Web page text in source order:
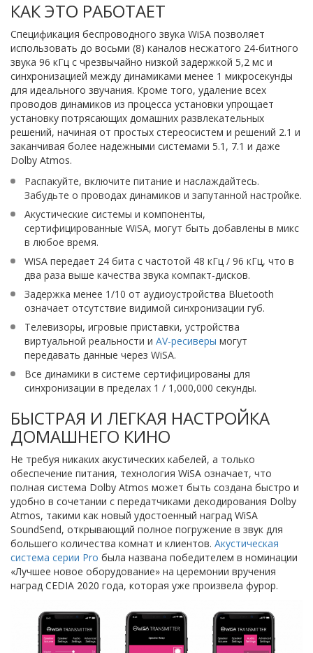
КАК ЭТО РАБОТАЕТ
Спецификация беспроводного звука WiSA позволяет
использовать до восьми (8) каналов несжатого 24-битного
звука 96 кГц с чрезвычайно низкой задержкой 5,2 мс и
синхронизацией между динамиками менее 1 микросекунды
для идеального звучания. Кроме того, удаление всех
проводов динамиков из процесса установки упрощает
установку потрясающих домашних развлекательных
решений, начиная от простых стереосистем и решений 2.1 и
заканчивая более надежными системами 5.1, 7.1 и даже
Dolby Atmos.
Распакуйте, включите питание и наслаждайтесь.
Забудьте о проводах динамиков и запутанной настройке.
Акустические системы и компоненты,
сертифицированные WiSA, могут быть добавлены в микс
в любое время.
WiSA передает 24 бита с частотой 48 кГц / 96 кГц, что в
два раза выше качества звука компакт-дисков.
Задержка менее 1/10 от аудиоустройства Bluetooth
означает отсутствие видимой синхронизации губ.
Телевизоры, игровые приставки, устройства
виртуальной реальности и AV-ресиверы могут
передавать данные через WiSA.
Все динамики в системе сертифицированы для
синхронизации в пределах 1 / 1,000,000 секунды.
БЫСТРАЯ И ЛЕГКАЯ НАСТРОЙКА
ДОМАШНЕГО КИНО
Не требуя никаких акустических кабелей, а только
обеспечение питания, технология WiSA означает, что
полная система Dolby Atmos может быть создана быстро и
удобно в сочетании с передатчиками декодирования Dolby
Atmos, такими как новый удостоенный наград WiSA
SoundSend, открывающий полное погружение в звук для
большего количества комнат и клиентов. Акустическая
система серии Pro была названа победителем в номинации
«Лучшее новое оборудование» на церемонии вручения
наград CEDIA 2020 года, которая уже произвела фурор.